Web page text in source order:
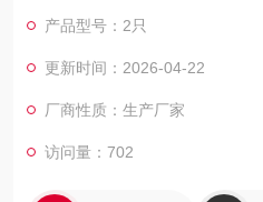
用频率越来越高，数量也越来越
养、检测和定期检验已成为一个
防和工业消防部门做好这方面的
站"的基本要求和国家标准的有关规
产品型号：2只
更新时间：2026-04-22
厂商性质：生产厂家
访问量：702